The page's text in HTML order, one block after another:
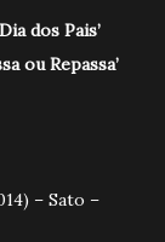
dos Pais’
ou Repassa’
– Sato –